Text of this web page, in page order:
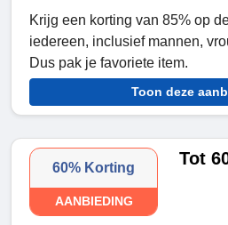
Krijg een korting van 85% op
iedereen, inclusief mannen,
Dus pak je favoriete item.
Toon deze
60% Korting
AANBIEDING
Tot